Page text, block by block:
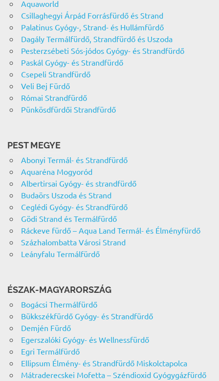
Aquaworld
Csillaghegyi Árpád Forrásfürdő és Strand
Palatinus Gyógy-, Strand- és Hullámfürdő
Dagály Termálfürdő, Strandfürdő és Uszoda
Pesterzsébeti Sós-jódos Gyógy- és Strandfürdő
Paskál Gyógy- és Strandfürdő
Csepeli Strandfürdő
Veli Bej Fürdő
Római Strandfürdő
Pünkösdfürdői Strandfürdő
PEST MEGYE
Abonyi Termál- és Strandfürdő
Aquaréna Mogyoród
Albertirsai Gyógy- és strandfürdő
Budaörs Uszoda és Strand
Ceglédi Gyógy- és Strandfürdő
Gödi Strand és Termálfürdő
Ráckeve fürdő – Aqua Land Termál- és Élményfürdő
Százhalombatta Városi Strand
Leányfalu Termálfürdő
ÉSZAK-MAGYARORSZÁG
Bogácsi Thermálfürdő
Bükkszékfürdő Gyógy- és Strandfürdő
Demjén Fürdő
Egerszalóki Gyógy- és Wellnessfürdő
Egri Termálfürdő
Ellipsum Élmény- és Strandfürdő Miskolctapolca
Mátraderecskei Mofetta – Széndioxid Gyógygázfürdő